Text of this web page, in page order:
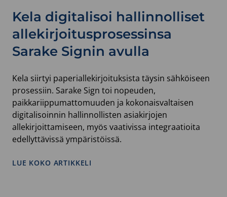
Kela digitalisoi hallinnolliset
allekirjoitusprosessinsa
Sarake Signin avulla
Kela siirtyi paperiallekirjoituksista täysin sähköiseen
prosessiin. Sarake Sign toi nopeuden,
paikkariippumattomuuden ja kokonaisvaltaisen
digitalisoinnin hallinnollisten asiakirjojen
allekirjoittamiseen, myös vaativissa integraatioita
edellyttävissä ympäristöissä.
LUE KOKO ARTIKKELI